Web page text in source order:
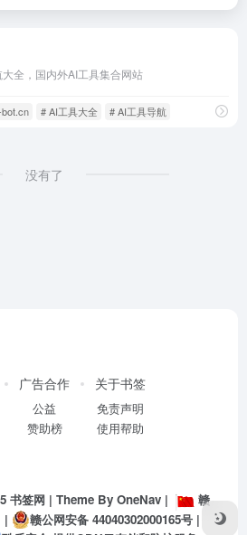
全，国内外AI工具集合网站
# AI工具大全 # AI工具导航
没有了
广告合作
公益
赞助榜
关于书签
免责声明
使用帮助
书签网 | Theme By OneNav|
赣
赣公网安备 44040302000165号|